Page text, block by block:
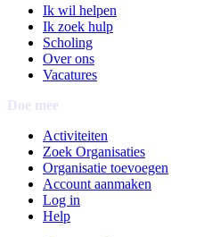
Ik wil helpen
Ik zoek hulp
Scholing
Over ons
Vacatures
Doe mee
Activiteiten
Zoek Organisaties
Organisatie toevoegen
Account aanmaken
Log in
Help